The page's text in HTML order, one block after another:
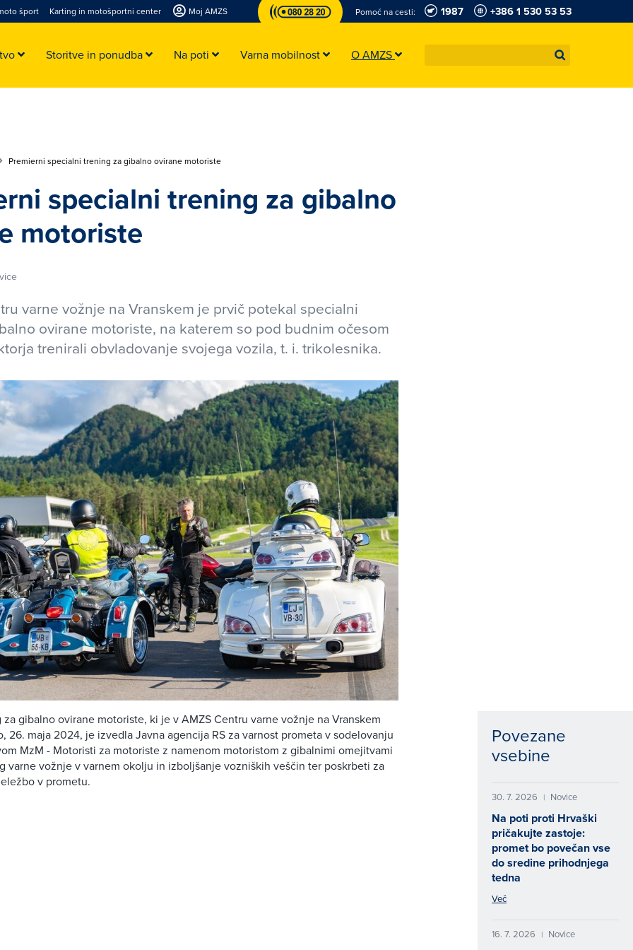
šport Karting in motošportni center Moj AMZS Pomoč na cesti: 1987 +386 1 530 53 53
Storitve in ponudba Na poti Varna mobilnost O AMZS
Premierni specialni trening za gibalno ovirane motoriste
specialni trening za gibalno
motoriste
varne vožnje na Vranskem je prvič potekal specialni
ovirane motoriste, na katerem so pod budnim očesom
trenirali obvladovanje svojega vozila, t. i. trikolesnika.
gibalno ovirane motoriste, ki je v AMZS Centru varne vožnje na Vranskem
26. maja 2024, je izvedla Javna agencija RS za varnost prometa v sodelovanju
MzM - Motoristi za motoriste z namenom motoristom z gibalnimi omejitvami
varne vožnje v varnem okolju in izboljšanje vozniških veščin ter poskrbeti za
v prometu.
Povezane
vsebine
30. 7. 2026 | Novice
Na poti proti Hrvaški
pričakujte zastoje:
promet bo povečan vse
do sredine prihodnjega
tedna
Več
16. 7. 2026 | Novice